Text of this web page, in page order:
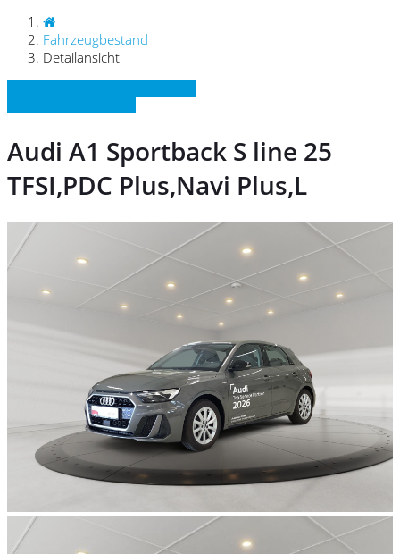
Fahrzeugbestand
Detailansicht
Audi A1 Sportback S line 25
TFSI,PDC Plus,Navi Plus,L